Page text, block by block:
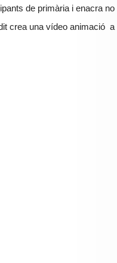
de primària i enacra
crea una vídeo animació a